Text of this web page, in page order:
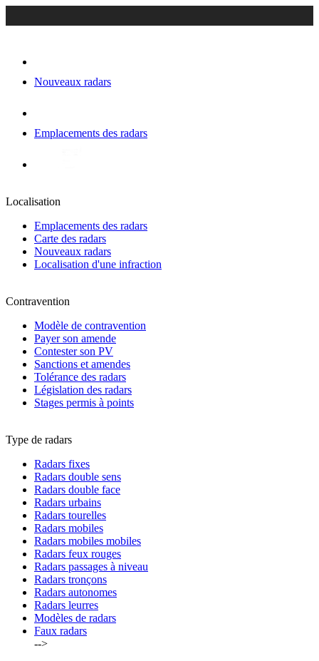
Nouveaux radars
Emplacements des radars
Localisation
Emplacements des radars
Carte des radars
Nouveaux radars
Localisation d'une infraction
Contravention
Modèle de contravention
Payer son amende
Contester son PV
Sanctions et amendes
Tolérance des radars
Législation des radars
Stages permis à points
Type de radars
Radars fixes
Radars double sens
Radars double face
Radars urbains
Radars tourelles
Radars mobiles
Radars mobiles mobiles
Radars feux rouges
Radars passages à niveau
Radars tronçons
Radars autonomes
Radars leurres
Modèles de radars
Faux radars
-->